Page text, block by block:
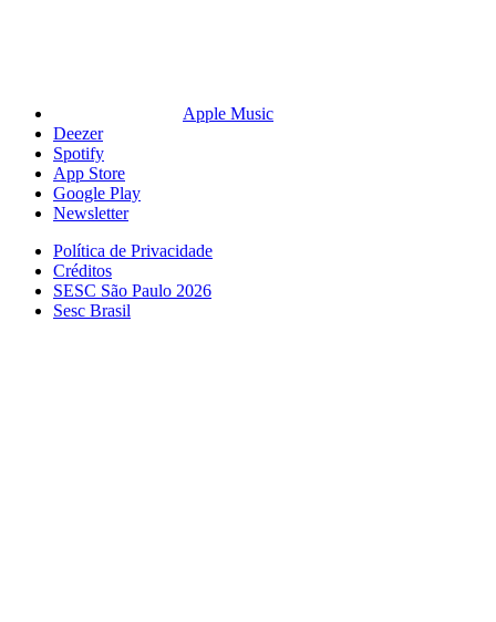
Apple Music
Deezer
Spotify
App Store
Google Play
Newsletter
Política de Privacidade
Créditos
SESC São Paulo 2026
Sesc Brasil